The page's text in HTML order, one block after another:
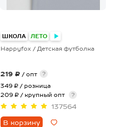
ШКОЛА ЛЕТО
Happyfox / Детская футболка
219 ₽ / опт
?
349 ₽ / розница
209 ₽ / крупный опт
?
137564
В корзину